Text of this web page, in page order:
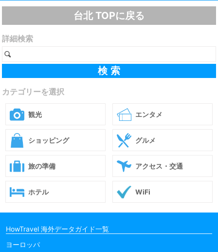
台北 TOPに戻る
詳細検索
カテゴリーを選択
観光 エンタメ
ショッピング グルメ
旅の準備 アクセス・交通
ホテル WiFi
HowTravel 海外データガイド一覧
ヨーロッパ